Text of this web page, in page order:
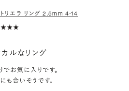
リエラ リング 2.5mm 4-14
ルなリング
お気に入りです。
も合いそうです。